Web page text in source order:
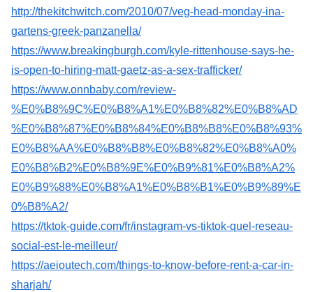
http://thekitchwitch.com/2010/07/veg-head-monday-ina-
gartens-greek-panzanella/
https://www.breakingburgh.com/kyle-rittenhouse-says-he-
is-open-to-hiring-matt-gaetz-as-a-sex-trafficker/
https://www.onnbaby.com/review-
%E0%B8%9C%E0%B8%A1%E0%B8%82%E0%B8%AD
%E0%B8%87%E0%B8%84%E0%B8%B8%E0%B8%93%
E0%B8%AA%E0%B8%B8%E0%B8%82%E0%B8%A0%
E0%B8%B2%E0%B8%9E%E0%B9%81%E0%B8%A2%
E0%B9%88%E0%B8%A1%E0%B8%B1%E0%B9%89%E
0%B8%A2/
https://tktok-guide.com/fr/instagram-vs-tiktok-quel-reseau-
social-est-le-meilleur/
https://aeioutech.com/things-to-know-before-rent-a-car-in-
sharjah/